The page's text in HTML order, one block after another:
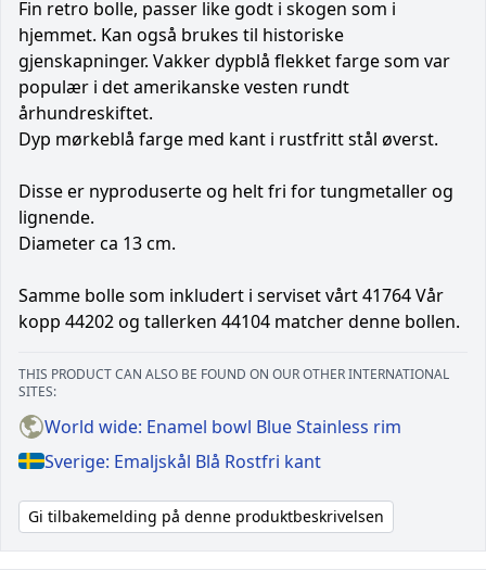
Fin retro bolle, passer like godt i skogen som i
hjemmet. Kan også brukes til historiske
gjenskapninger. Vakker dypblå flekket farge som var
populær i det amerikanske vesten rundt
århundreskiftet.
Dyp mørkeblå farge med kant i rustfritt stål øverst.
Disse er nyproduserte og helt fri for tungmetaller og
lignende.
Diameter ca 13 cm.
Samme bolle som inkludert i serviset vårt 41764 Vår
kopp 44202 og tallerken 44104 matcher denne bollen.
THIS PRODUCT CAN ALSO BE FOUND ON OUR OTHER INTERNATIONAL
SITES:
World wide: Enamel bowl Blue Stainless rim
Sverige: Emaljskål Blå Rostfri kant
Gi tilbakemelding på denne produktbeskrivelsen